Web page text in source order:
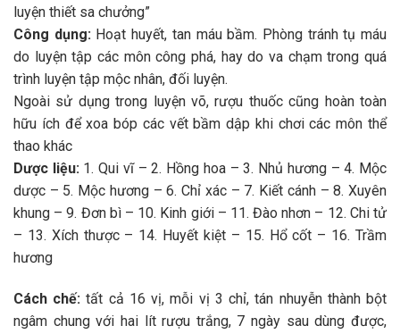
luyện thiết sa chưởng”
Công dụng:Hoạt huyết, tan máu bầm. Phòng tránh tụ máu
do luyện tập các môn công phá, hay do va chạm trong quá
trình luyện tập mộc nhân, đối luyện.
Ngoài sử dụng trong luyện võ, rượu thuốc cũng hoàn toàn
hữu ích để xoa bóp các vết bầm dập khi chơi các môn thể
thao khác
Dược liệu:1. Qui vĩ – 2. Hồng hoa – 3. Nhủ hương – 4. Mộc
dược – 5. Mộc hương – 6. Chỉ xác – 7. Kiết cánh – 8. Xuyên
khung – 9. Đơn bì – 10. Kinh giới – 11. Đào nhơn – 12. Chi tử
– 13. Xích thược – 14. Huyết kiệt – 15. Hổ cốt – 16. Trầm
hương
Cách chế: tất cả 16 vị, mỗi vị 3 chỉ, tán nhuyễn thành bột
ngâm chung với hai lít rượu trắng, 7 ngày sau dùng được,